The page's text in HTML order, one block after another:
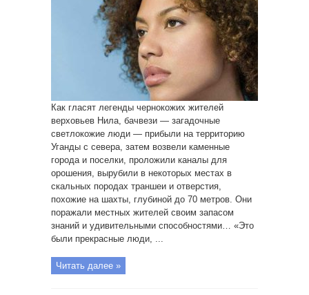
Как гласят легенды чернокожих жителей
верховьев Нила, бачвези — загадочные
светлокожие люди — прибыли на территорию
Уганды с севера, затем возвели каменные
города и поселки, проложили каналы для
орошения, вырубили в некоторых местах в
скальных породах траншеи и отверстия,
похожие на шахты, глубиной до 70 метров. Они
поражали местных жителей своим запасом
знаний и удивительными способностями… «Это
были прекрасные люди, ...
Читать далее »